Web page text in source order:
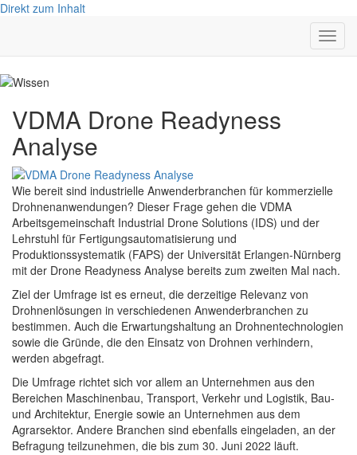
Direkt zum Inhalt
VDMA Drone Readyness
Analyse
Wie bereit sind industrielle Anwenderbranchen für kommerzielle
Drohnenanwendungen? Dieser Frage gehen die VDMA
Arbeitsgemeinschaft Industrial Drone Solutions (IDS) und der
Lehrstuhl für Fertigungsautomatisierung und
Produktionssystematik (FAPS) der Universität Erlangen-Nürnberg
mit der Drone Readyness Analyse bereits zum zweiten Mal nach.
Ziel der Umfrage ist es erneut, die derzeitige Relevanz von
Drohnenlösungen in verschiedenen Anwenderbranchen zu
bestimmen. Auch die Erwartungshaltung an Drohnentechnologien
sowie die Gründe, die den Einsatz von Drohnen verhindern,
werden abgefragt.
Die Umfrage richtet sich vor allem an Unternehmen aus den
Bereichen Maschinenbau, Transport, Verkehr und Logistik, Bau-
und Architektur, Energie sowie an Unternehmen aus dem
Agrarsektor. Andere Branchen sind ebenfalls eingeladen, an der
Befragung teilzunehmen, die bis zum 30. Juni 2022 läuft.